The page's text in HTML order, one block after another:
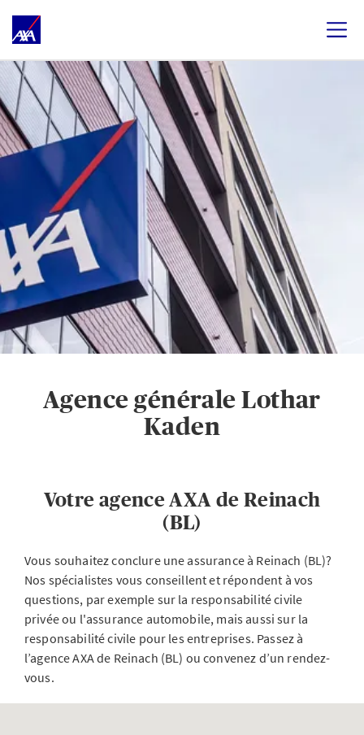
Agence générale Lothar
Kaden
Votre agence AXA de Reinach
(BL)
Vous souhaitez conclure une assurance à Reinach (BL)?
Nos spécialistes vous conseillent et répondent à vos
questions, par exemple sur la responsabilité civile
privée ou l'assurance automobile, mais aussi sur la
responsabilité civile pour les entreprises. Passez à
l’agence AXA de Reinach (BL) ou convenez d’un rendez-
vous.